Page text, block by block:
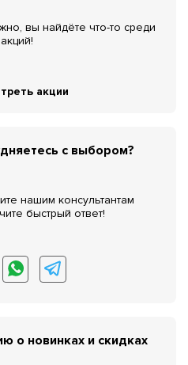
вы найдёте что-то среди
акции
с выбором?
нашим консультантам
быстрый ответ!
о новинках и скидках